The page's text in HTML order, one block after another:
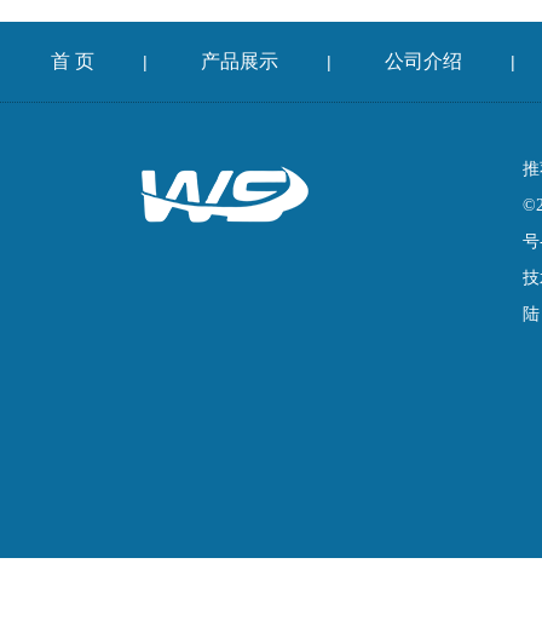
首 页 | 产品展示 | 公司介绍 |
号
陆